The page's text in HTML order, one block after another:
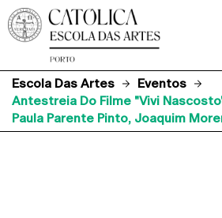
Escola Das Artes
Eventos
Antestreia Do Filme "Vivi
Paula Parente Pinto, Joaquim